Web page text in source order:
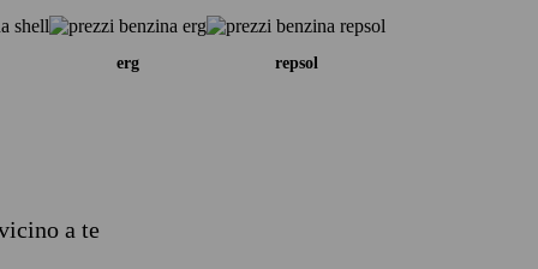
erg repsol
a te